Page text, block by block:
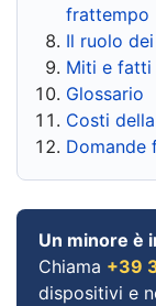
frattempo
Il ruolo
Miti e fatti
Glossario
Costi
Domande
Un minore è
Chiama +39
dispositivi e